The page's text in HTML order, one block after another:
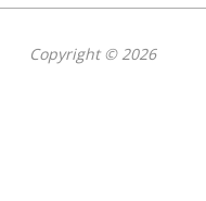
Copyright © 2026